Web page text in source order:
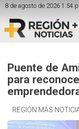
8 de agosto de 2026 1:54
Puente de
para
REGIÓN MÁS